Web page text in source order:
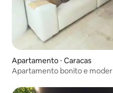
Apartamento ⋅ Caracas
Apartamento bonito e